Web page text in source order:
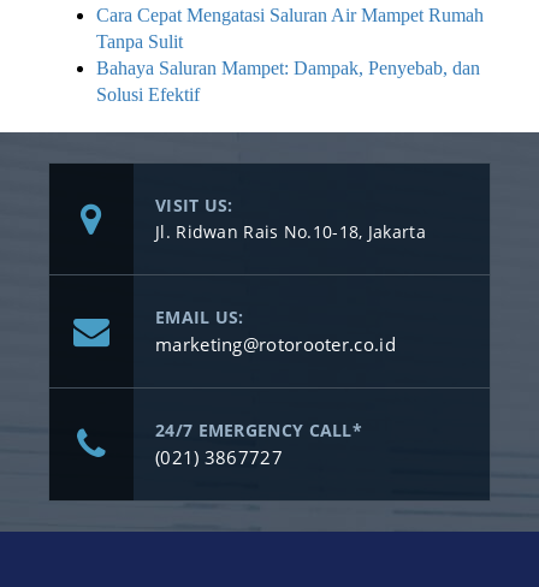
Cara Cepat Mengatasi Saluran Air Mampet Rumah
Tanpa Sulit
Bahaya Saluran Mampet: Dampak, Penyebab, dan
Solusi Efektif
VISIT US:
Jl. Ridwan Rais No.10-18, Jakarta
EMAIL US:
marketing@rotorooter.co.id
24/7 EMERGENCY CALL*
(021) 3867727